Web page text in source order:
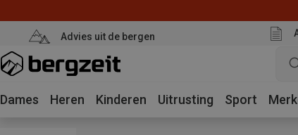
Advies uit de bergen
Dames Heren Kinderen Uitrusting Sport